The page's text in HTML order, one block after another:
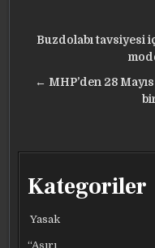
Yazı
Buzdolabı tavsiyesi
← MHP’den 28
Kategoriler
Yasak
“Aşırı